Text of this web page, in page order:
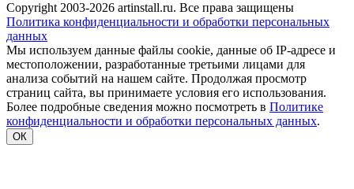
Copyright 2003-2026 artinstall.ru. Все права защищены
Политика конфиденциальности и обработки персональных
данных
Мы используем данные файлы cookie, данные об IP-адресе и
местоположении, разработанные третьими лицами для
анализа событий на нашем сайте. Продолжая просмотр
страниц сайта, вы принимаете условия его использования.
Более подробные сведения можно посмотреть в Политике
конфиденциальности и обработки персональных данных.
ОК